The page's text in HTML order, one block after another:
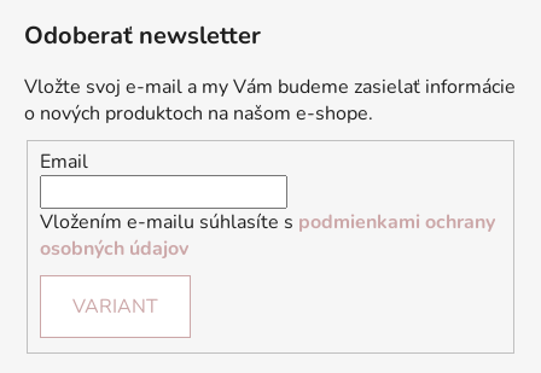
Odoberať newsletter
Vložte svoj e-mail a my Vám budeme zasielať informácie
o nových produktoch na našom e-shope.
Email
Vložením e-mailu súhlasíte s podmienkami ochrany
osobných údajov
VARIANT